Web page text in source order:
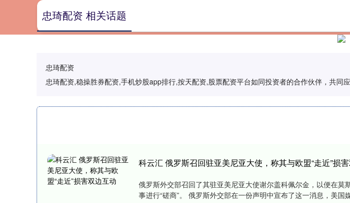
忠琦配资
忠琦配资,稳操胜券配资,手机炒股app排行,按天配资,股票配资平台如同投资者的合作伙伴，共同
忠琦配资 相关话题
科云汇 俄罗斯召回驻亚美尼亚大使，称其与欧盟“走近”损
俄罗斯外交部召回了其驻亚美尼亚大使谢尔盖科佩尔金，以便在莫
事进行“磋商”。 俄罗斯外交部在一份声明中宣布了这一消息，美国